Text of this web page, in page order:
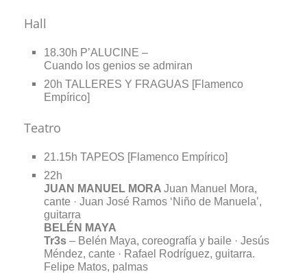
Hall
18.30h P’ALUCINE –
Cuando los genios se admiran
20h TALLERES Y FRAGUAS [Flamenco
Empírico]
Teatro
21.15h TAPEOS [Flamenco Empírico]
22h
JUAN MANUEL MORAJuan Manuel Mora,
cante · Juan José Ramos ‘Niño de Manuela’,
guitarra
BELÉN MAYA
Tr3s– Belén Maya, coreografía y baile · Jesús
Méndez, cante · Rafael Rodríguez, guitarra.
Felipe Matos, palmas